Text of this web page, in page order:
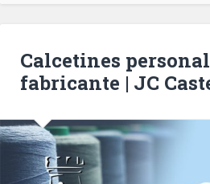
Calcetines
fabricante | JC